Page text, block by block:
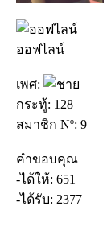
ออฟไลน์
เพศ:
กระทู้: 128
สมาชิก Nº: 9
คำขอบคุณ
-ได้ให้: 651
-ได้รับ: 2377